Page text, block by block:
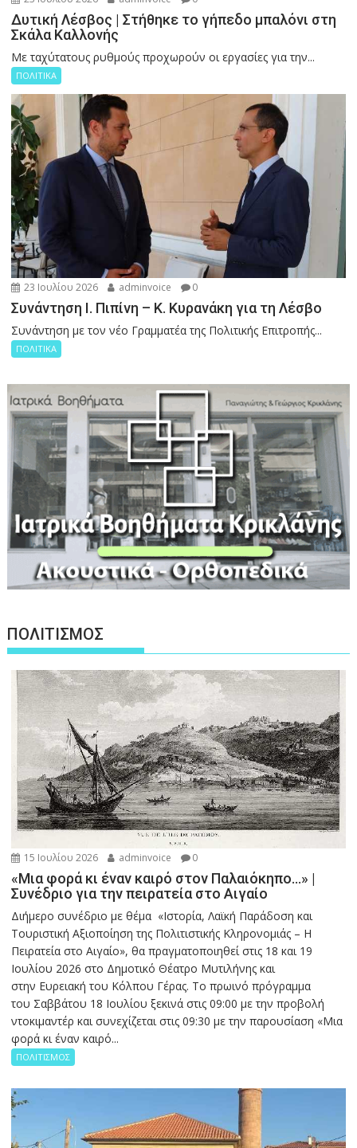
Δυτική Λέσβος | Στήθηκε το γήπεδο μπαλόνι στη
Σκάλα Καλλονής
Με ταχύτατους ρυθμούς προχωρούν οι εργασίες για την...
ΠΟΛΙΤΙΚΑ
23 Ιουλίου 2026 adminvoice 0
Συνάντηση Ι. Πιπίνη – Κ. Κυρανάκη για τη Λέσβο
Συνάντηση με τον νέο Γραμματέα της Πολιτικής Επιτροπής...
ΠΟΛΙΤΙΚΑ
ΠΟΛΙΤΙΣΜΟΣ
15 Ιουλίου 2026 adminvoice 0
«Μια φορά κι έναν καιρό στον Παλαιόκηπο…» |
Συνέδριο για την πειρατεία στο Αιγαίο
Διήμερο συνέδριο με θέμα «Ιστορία, Λαϊκή Παράδοση και
Τουριστική Αξιοποίηση της Πολιτιστικής Κληρονομιάς – Η
Πειρατεία στο Αιγαίο», θα πραγματοποιηθεί στις 18 και 19
Ιουλίου 2026 στο Δημοτικό Θέατρο Μυτιλήνης και
στην Ευρειακή του Κόλπου Γέρας. Το πρωινό πρόγραμμα
του Σαββάτου 18 Ιουλίου ξεκινά στις 09:00 με την προβολή
ντοκιμαντέρ και συνεχίζεται στις 09:30 με την παρουσίαση «Μια
φορά κι έναν καιρό...
ΠΟΛΙΤΙΣΜΟΣ